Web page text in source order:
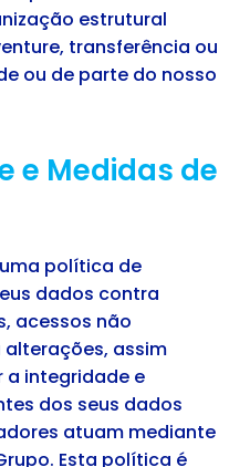
estrutural
transferência ou
ou de parte do nosso
e Medidas de
política de
dados contra
acessos não
assim
a integridade e
dos seus dados
atuam mediante
Esta política é